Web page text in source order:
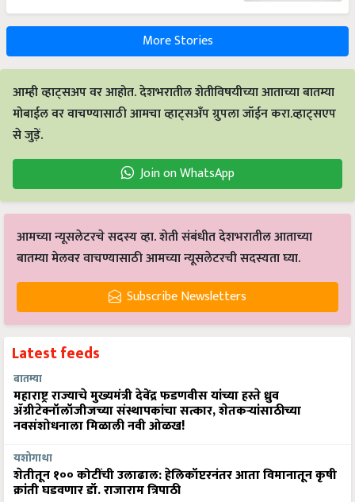
More Stories
आम्ही व्हाट्सअप वर आहोत. देशभरातील शेतीविषयीच्या आताच्या बातम्या
मोबाईल वर वाचण्यासाठी आमचा व्हाट्सअँप ग्रुपला जॉईन करा.व्हाट्सएप
से जुड़ें.
Join on WhatsApp
आमच्या न्यूसलेटरचे सदस्य व्हा. शेती संबंधीत देशभरातील आताच्या
बातम्या मेलवर वाचण्यासाठी आमच्या न्यूसलेटरची सदस्यता घ्या.
Subscribe Newsletters
Latest feeds
बातम्या
महाराष्ट्र राज्याचे मुख्यमंत्री देवेंद्र फडणवीस यांच्या हस्ते ध्रुव
ॲग्रीटेक्नॉलॉजीजच्या संस्थापकांचा सत्कार, शेतकऱ्यांसाठीच्या
नवसंशोधनाला मिळाली नवी ओळख!
यशोगाथा
शेतीतून १०० कोटींची उलाढाल: हेलिकॉप्टरनंतर आता विमानातून कृषी
क्रांती घडवणार डॉ. राजाराम त्रिपाठी